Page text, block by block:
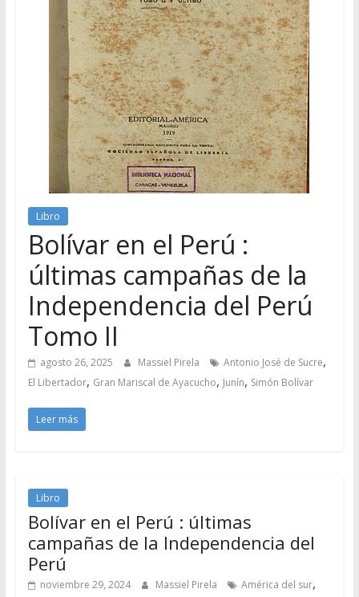
Libro
Bolívar en el Perú :
últimas campañas de la
Independencia del Perú
Tomo II
agosto 26, 2025 Massiel Pirela Antonio José de Sucre,
El Libertador, Gran Mariscal de Ayacucho, Junín, Simón Bolívar
Leer más
Libro
Bolívar en el Perú : últimas
campañas de la Independencia del
Perú
noviembre 29, 2024 Massiel Pirela América del sur,